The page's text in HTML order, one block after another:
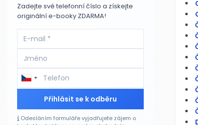
Zadejte své telefonní číslo a získejte
originální e-booky ZDARMA!
Přihlásit se k odběru
Odesláním formuláře vyjadřujete zájem o